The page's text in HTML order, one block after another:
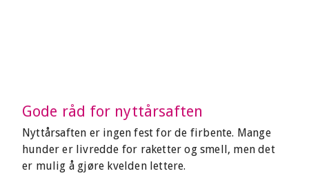
Gode råd for nyttårsaften
Nyttårsaften er ingen fest for de firbente. Mange
hunder er livredde for raketter og smell, men det
er mulig å gjøre kvelden lettere.